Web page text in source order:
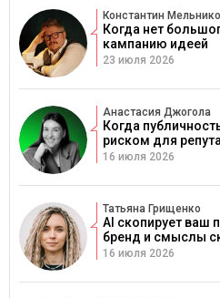
Константин
Когда нет
кампанию идеей
23 июля 2026
Анастасия Джогола
Когда
риском для
16 июля 2026
Татьяна Грищенко
AI скопирует ваш
бренд и смыслы
16 июля 2026